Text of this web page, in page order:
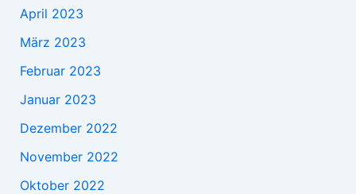
April 2023
März 2023
Februar 2023
Januar 2023
Dezember 2022
November 2022
Oktober 2022